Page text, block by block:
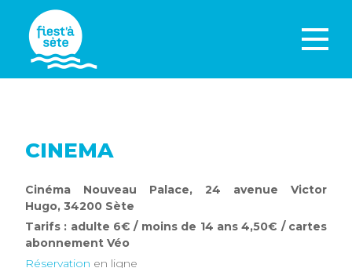
CINEMA
Cinéma Nouveau Palace, 24 avenue Victor
Hugo, 34200 Sète
Tarifs : adulte 6€ / moins de 14 ans 4,50€ / cartes
abonnement Véo
Réservation en ligne